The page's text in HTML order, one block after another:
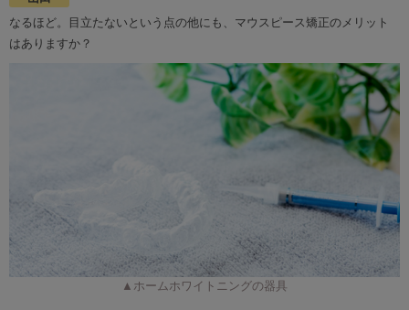
なるほど。目立たないという点の他にも、マウスピース矯正のメリット
はありますか？
▲ホームホワイトニングの器具